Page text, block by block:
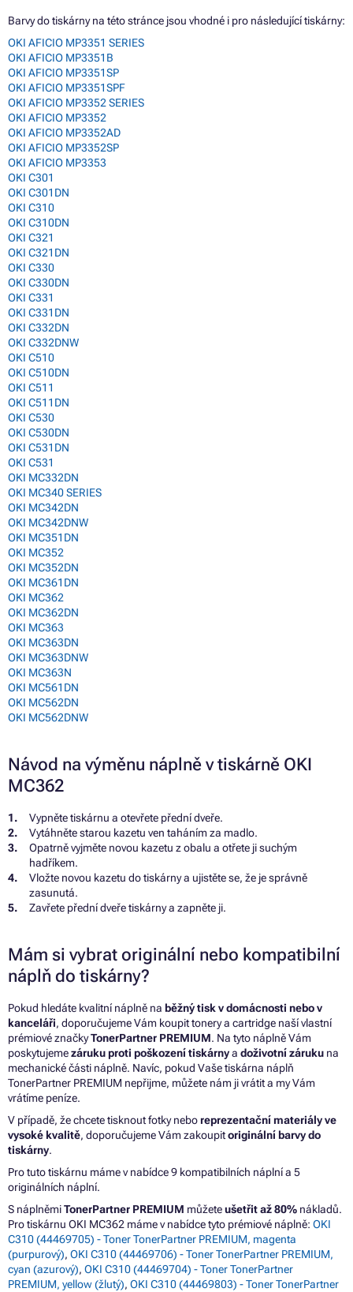
Barvy do tiskárny na této stránce jsou vhodné i pro následující tiskárny:
OKI AFICIO MP3351 SERIES
OKI AFICIO MP3351B
OKI AFICIO MP3351SP
OKI AFICIO MP3351SPF
OKI AFICIO MP3352 SERIES
OKI AFICIO MP3352
OKI AFICIO MP3352AD
OKI AFICIO MP3352SP
OKI AFICIO MP3353
OKI C301
OKI C301DN
OKI C310
OKI C310DN
OKI C321
OKI C321DN
OKI C330
OKI C330DN
OKI C331
OKI C331DN
OKI C332DN
OKI C332DNW
OKI C510
OKI C510DN
OKI C511
OKI C511DN
OKI C530
OKI C530DN
OKI C531DN
OKI C531
OKI MC332DN
OKI MC340 SERIES
OKI MC342DN
OKI MC342DNW
OKI MC351DN
OKI MC352
OKI MC352DN
OKI MC361DN
OKI MC362
OKI MC362DN
OKI MC363
OKI MC363DN
OKI MC363DNW
OKI MC363N
OKI MC561DN
OKI MC562DN
OKI MC562DNW
Návod na výměnu náplně v tiskárně OKI
MC362
Vypněte tiskárnu a otevřete přední dveře.
Vytáhněte starou kazetu ven taháním za madlo.
Opatrně vyjměte novou kazetu z obalu a otřete ji suchým
hadříkem.
Vložte novou kazetu do tiskárny a ujistěte se, že je správně
zasunutá.
Zavřete přední dveře tiskárny a zapněte ji.
Mám si vybrat originální nebo kompatibilní
náplň do tiskárny?
Pokud hledáte kvalitní náplně na běžný tisk v domácnosti nebo v
kanceláři, doporučujeme Vám koupit tonery a cartridge naší vlastní
prémiové značkyTonerPartner PREMIUM. Na tyto náplně Vám
poskytujemezáruku proti poškození tiskárnya doživotní záruku na
mechanické části náplně. Navíc, pokud Vaše tiskárna náplň
TonerPartner PREMIUM nepřijme, můžete nám ji vrátit a my Vám
vrátíme peníze.
V případě, že chcete tisknout fotky neboreprezentační materiály ve
vysoké kvalitě, doporučujeme Vám zakoupitoriginální barvy do
tiskárny.
Pro tuto tiskárnu máme v nabídce 9 kompatibilních náplní a 5
originálních náplní.
S náplněmiTonerPartner PREMIUM můžeteušetřit až 80% nákladů.
Pro tiskárnu OKI MC362 máme v nabídce tyto prémiové náplně: OKI
C310 (44469705) - Toner TonerPartner PREMIUM, magenta
(purpurový), OKI C310 (44469706) - Toner TonerPartner PREMIUM,
cyan (azurový), OKI C310 (44469704) - Toner TonerPartner
PREMIUM, yellow (žlutý), OKI C310 (44469803) - Toner TonerPartner